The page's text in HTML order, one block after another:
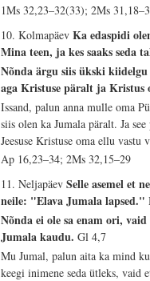
1Ms 32,23–32(33); 2Ms
10. KolmapäevKa edaspidi
Mina teen, ja kes saaks seda
Nõnda ärgu siis ükski
aga Kristuse päralt ja Kristus
Issand, palun anna mulle oma
siis olen ka Jumala päralt. Ja
Jeesuse Kristuse oma ellu vastu
Ap 16,23–34; 2Ms 32,15–29
11. NeljapäevSelle asemel et
neile: "Elava Jumala lapsed."
Nõnda ei ole sa enam ori,
Jumala kaudu.Gl 4,7
Mu Jumal, palun aita ka mind
keegi inimene seda ütleks, vaid